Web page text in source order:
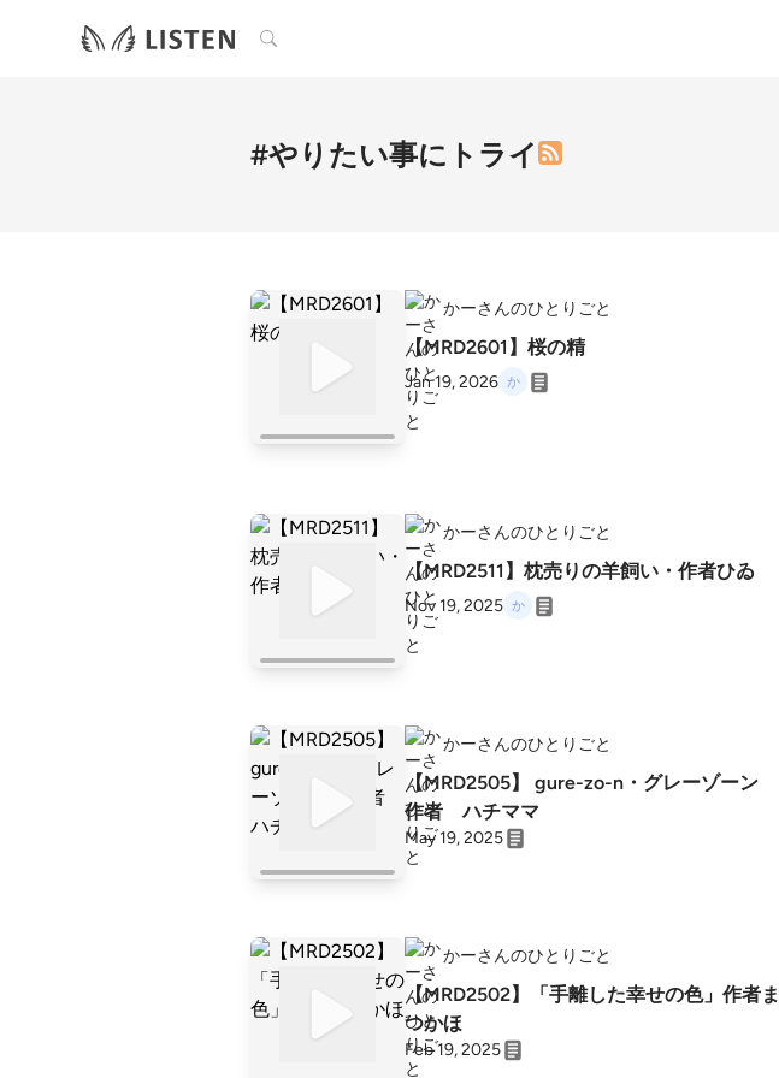
検索
#やりたい事にトライ
かーさんのひとりごと
【MRD2601】桜の精
Jan 19, 2026
かーさんのひとりごと
【MRD2511】枕売りの羊飼い・作者ひゐ
Nov 19, 2025
かーさんのひとりごと
【MRD2505】 gure-zo-n・グレーゾーン
作者 ハチママ
May 19, 2025
かーさんのひとりごと
【MRD2502】「手離した幸せの色」作者ま
つかほ
Feb 19, 2025